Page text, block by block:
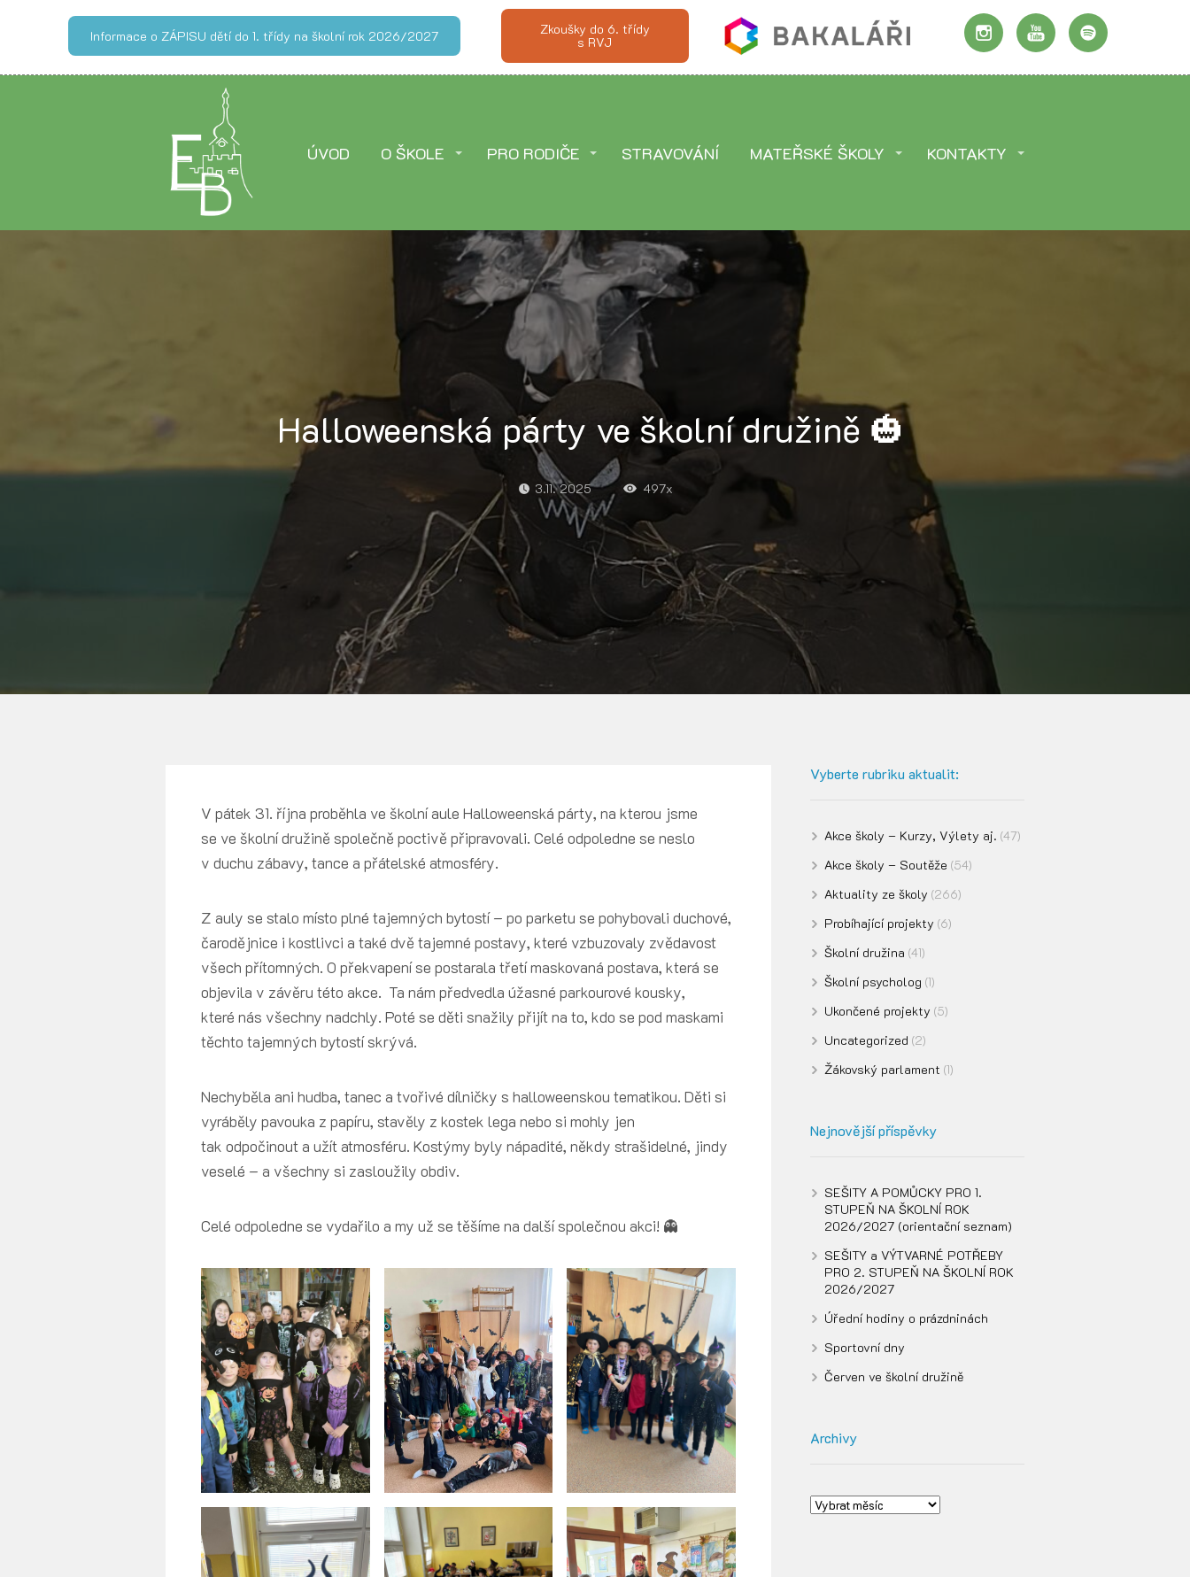
Informace o ZÁPISU dětí do 1. třídy na školní rok 2026/2027 Zkoušky do 6. třídy
s RVJ
ÚVOD O ŠKOLE PRO RODIČE STRAVOVÁNÍ MATEŘSKÉ ŠKOLY KONTAKTY
Halloweenská párty ve školní družině 🎃
3.11. 2025 497x
V pátek 31. října proběhla ve školní aule Halloweenská párty, na kterou jsme
se ve školní družině společně poctivě připravovali. Celé odpoledne se neslo
v duchu zábavy, tance a přátelské atmosféry.
Z auly se stalo místo plné tajemných bytostí – po parketu se pohybovali duchové,
čarodějnice i kostlivci a také dvě tajemné postavy, které vzbuzovaly zvědavost
všech přítomných. O překvapení se postarala třetí maskovaná postava, která se
objevila v závěru této akce. Ta nám předvedla úžasné parkourové kousky,
které nás všechny nadchly. Poté se děti snažily přijít na to, kdo se pod maskami
těchto tajemných bytostí skrývá.
Nechyběla ani hudba, tanec a tvořivé dílničky s halloweenskou tematikou. Děti si
vyráběly pavouka z papíru, stavěly z kostek lega nebo si mohly jen
tak odpočinout a užít atmosféru. Kostýmy byly nápadité, někdy strašidelné, jindy
veselé – a všechny si zasloužily obdiv.
Celé odpoledne se vydařilo a my už se těšíme na další společnou akci! 👻
Vyberte rubriku aktualit:
Akce školy – Kurzy, Výlety aj. (47)
Akce školy – Soutěže (54)
Aktuality ze školy (266)
Probíhající projekty (6)
Školní družina (41)
Školní psycholog (1)
Ukončené projekty (5)
Uncategorized (2)
Žákovský parlament (1)
Nejnovější příspěvky
SEŠITY A POMŮCKY PRO 1.
STUPEŇ NA ŠKOLNÍ ROK
2026/2027 (orientační seznam)
SEŠITY a VÝTVARNÉ POTŘEBY
PRO 2. STUPEŇ NA ŠKOLNÍ ROK
2026/2027
Úřední hodiny o prázdninách
Sportovní dny
Červen ve školní družině
Archivy